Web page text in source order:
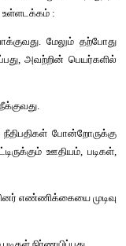
மற்றும்